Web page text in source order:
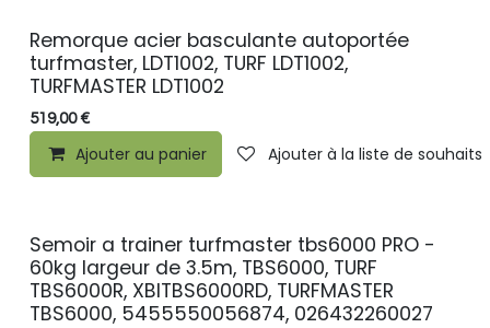
Remorque acier basculante autoportée
turfmaster, LDT1002, TURF LDT1002,
TURFMASTER LDT1002
519,00€
Ajouter au panier Ajouter à la liste de souhaits
Semoir a trainer turfmaster tbs6000 PRO -
60kg largeur de 3.5m, TBS6000, TURF
TBS6000R, XBITBS6000RD, TURFMASTER
TBS6000, 5455550056874, 026432260027